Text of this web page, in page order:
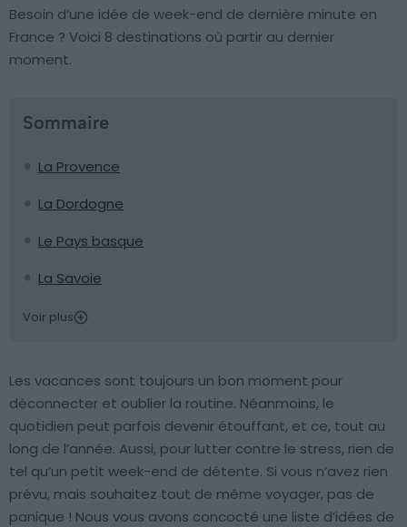
Besoin d’une idée de week-end de dernière minute en
France ? Voici 8 destinations où partir au dernier
moment.
Sommaire
La Provence
La Dordogne
Le Pays basque
La Savoie
Voir plus
Les vacances sont toujours un bon moment pour
déconnecter et oublier la routine. Néanmoins, le
quotidien peut parfois devenir étouffant, et ce, tout au
long de l’année. Aussi, pour lutter contre le stress, rien de
tel qu’un petit week-end de détente. Si vous n’avez rien
prévu, mais souhaitez tout de même voyager, pas de
panique ! Nous vous avons concocté une liste d’idées de